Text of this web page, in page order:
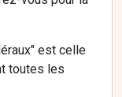
est celle
toutes les